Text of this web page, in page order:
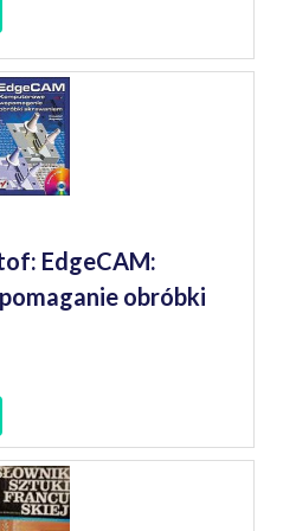
EdgeCAM:
obróbki